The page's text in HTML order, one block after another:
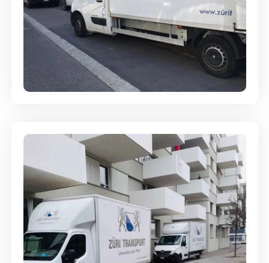
Full-Service - Für Privatumzüge